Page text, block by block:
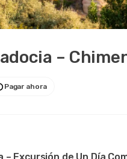
–
Pagar ahora